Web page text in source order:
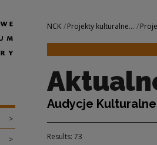
|
>
>
Navigation
NCK Projekty kulturalne...
Audycje Kulturalne
Results: 73